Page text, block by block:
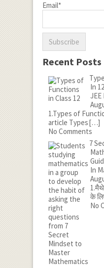
Email*
Recent Posts
In
JEE
1.Types of
article Types[…]
No Comments
7
In
के
No